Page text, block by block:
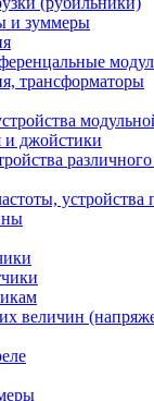
и зуммеры
трансформаторы
и джойстики
устройства
величин